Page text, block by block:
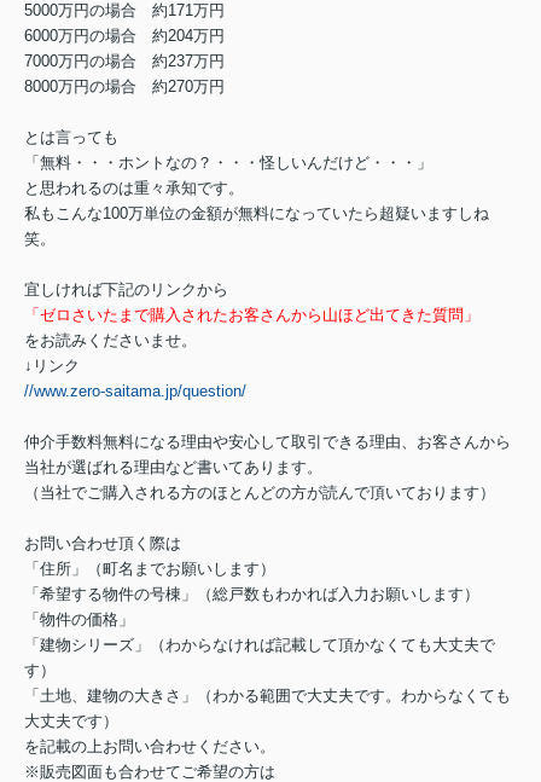
5000万円の場合 約171万円
6000万円の場合 約204万円
7000万円の場合 約237万円
8000万円の場合 約270万円
とは言っても
「無料・・・ホントなの？・・・怪しいんだけど・・・」
と思われるのは重々承知です。
私もこんな100万単位の金額が無料になっていたら超疑いますしね
笑。
宜しければ下記のリンクから
「ゼロさいたまで購入されたお客さんから山ほど出てきた質問」
をお読みくださいませ。
↓リンク
//www.zero-saitama.jp/question/
仲介手数料無料になる理由や安心して取引できる理由、お客さんから
当社が選ばれる理由など書いてあります。
（当社でご購入される方のほとんどの方が読んで頂いております）
お問い合わせ頂く際は
「住所」（町名までお願いします）
「希望する物件の号棟」（総戸数もわかれば入力お願いします）
「物件の価格」
「建物シリーズ」（わからなければ記載して頂かなくても大丈夫で
す）
「土地、建物の大きさ」（わかる範囲で大丈夫です。わからなくても
大丈夫です）
を記載の上お問い合わせください。
※販売図面も合わせてご希望の方は